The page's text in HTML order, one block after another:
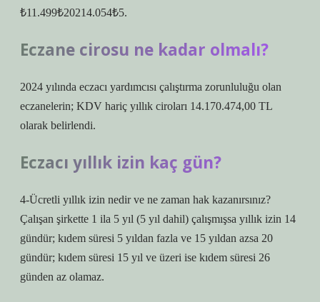
₺11.499₺20214.054₺5.
Eczane cirosu ne kadar olmalı?
2024 yılında eczacı yardımcısı çalıştırma zorunluluğu olan
eczanelerin; KDV hariç yıllık ciroları 14.170.474,00 TL
olarak belirlendi.
Eczacı yıllık izin kaç gün?
4-Ücretli yıllık izin nedir ve ne zaman hak kazanırsınız?
Çalışan şirkette 1 ila 5 yıl (5 yıl dahil) çalışmışsa yıllık izin 14
gündür; kıdem süresi 5 yıldan fazla ve 15 yıldan azsa 20
gündür; kıdem süresi 15 yıl ve üzeri ise kıdem süresi 26
günden az olamaz.